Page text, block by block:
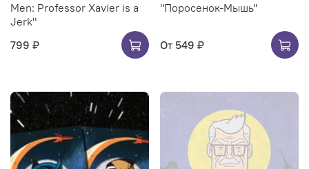
Men: Professor Xavier is a
Jerk"
799 ₽
"Поросенок-Мышь"
От 549 ₽